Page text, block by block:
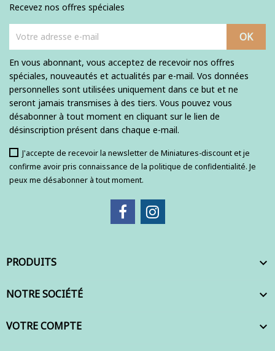
Recevez nos offres spéciales
En vous abonnant, vous acceptez de recevoir nos offres
spéciales, nouveautés et actualités par e-mail. Vos données
personnelles sont utilisées uniquement dans ce but et ne
seront jamais transmises à des tiers. Vous pouvez vous
désabonner à tout moment en cliquant sur le lien de
désinscription présent dans chaque e-mail.
J'accepte de recevoir la newsletter de Miniatures-discount et je
confirme avoir pris connaissance de la politique de confidentialité. Je
peux me désabonner à tout moment.
PRODUITS 
NOTRE SOCIÉTÉ 
VOTRE COMPTE 